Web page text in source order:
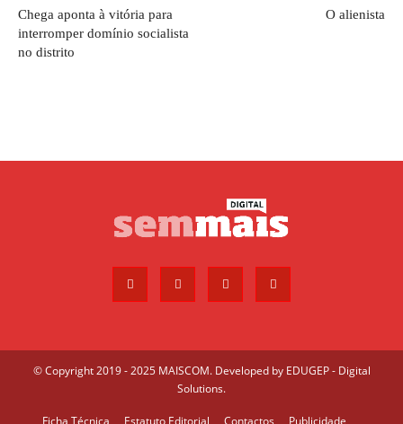
Chega aponta à vitória para
interromper domínio socialista
no distrito
O alienista
© Copyright 2019 - 2025 MAISCOM. Developed by EDUGEP - Digital
Solutions.
Ficha Técnica Estatuto Editorial Contactos Publicidade